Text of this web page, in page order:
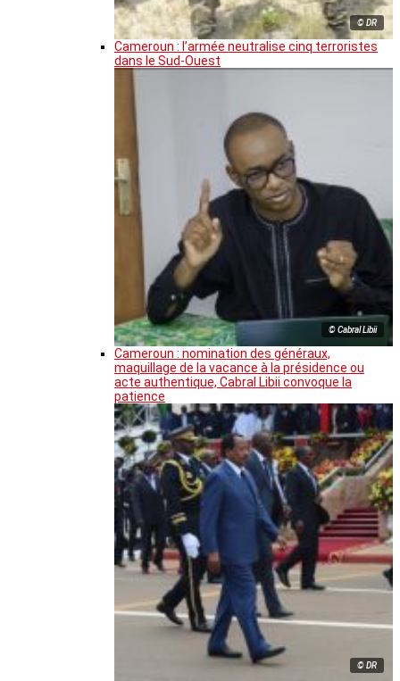
© DR
Cameroun : l’armée neutralise cinq terroristes
dans le Sud-Ouest
© Cabral Libii
Cameroun : nomination des généraux,
maquillage de la vacance à la présidence ou
acte authentique, Cabral Libii convoque la
patience
© DR